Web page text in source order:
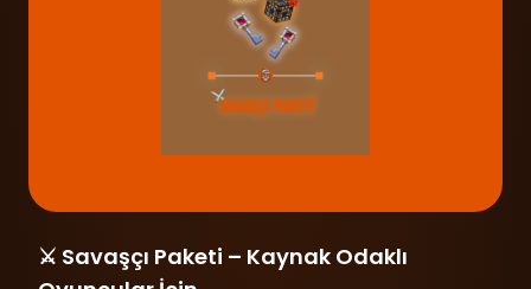
⚔️ Savaşçı Paketi – Kaynak Odaklı